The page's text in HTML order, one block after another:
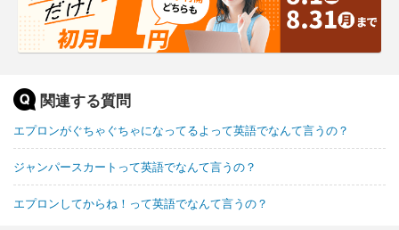
関連する質問
エプロンがぐちゃぐちゃになってるよって英語でなんて言うの？
ジャンパースカートって英語でなんて言うの？
エプロンしてからね！って英語でなんて言うの？